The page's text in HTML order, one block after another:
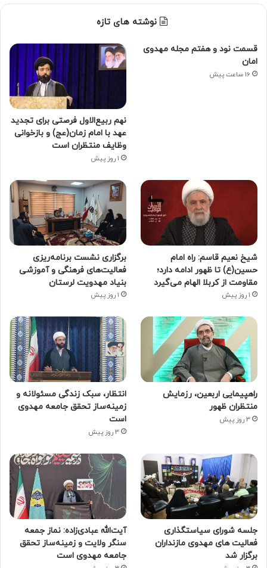
نوشته های تازه
قسمت نود و هفتم مجله مهدوی
امان
16 ساعت پیش
نهم ربیع‌الاول فرصتی برای تجدید
عهد با امام زمان(عج) و بازخوانی
وظایف منتظران است
1 روز پیش
شیخ نعیم قاسم: راه امام
حسین(ع) تا ظهور ادامه دارد؛
مقاومت از کربلا الهام می‌گیرد
1 روز پیش
برگزاری نشست برنامه‌ریزی
فعالیت‌های فرهنگی و آموزشی
بنیاد مهدویت لرستان
1 روز پیش
راهپیمایی اربعین، رزمایش
منتظران ظهور
3 روز پیش
انتظار، سبک زندگی مسئولانه و
زمینه‌ساز تحقق جامعه مهدوی
است
3 روز پیش
جلسه شورای سیاستگذاری
فعالیت های مهدوی مازنداران
برگزار شد
آیت‌الله عبادی‌زاده: نماز جمعه
سنگر ولایت و زمینه‌ساز تحقق
جامعه مهدوی است